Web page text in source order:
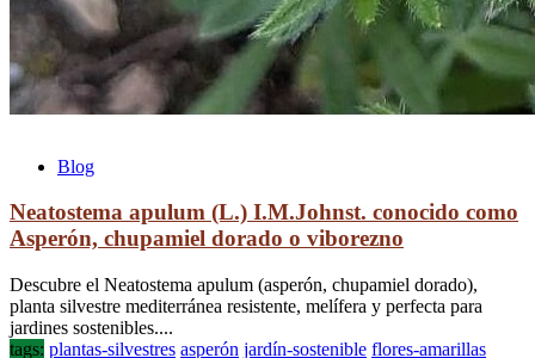
Blog
Neatostema apulum (L.) I.M.Johnst. conocido como
Asperón, chupamiel dorado o viborezno
Descubre el Neatostema apulum (asperón, chupamiel dorado),
planta silvestre mediterránea resistente, melífera y perfecta para
jardines sostenibles....
tags: plantas-silvestres asperón jardín-sostenible flores-amarillas